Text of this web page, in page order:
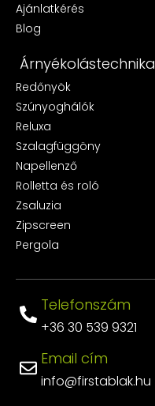
Ajánlatkérés
Blog
Árnyékolástechnika
Redőnyök
Szúnyoghálók
Reluxa
Szalagfüggöny
Napellenző
Rolletta és roló
Zsaluzia
Zipscreen
Pergola
+36 30 539 9321
Telefonszám
info@firstablak.hu
Email cím